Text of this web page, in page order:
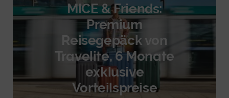
MICE & Friends:
Premium
Reisegepäck von
Travelite, 6 Monate
exklusive
Vorteilspreise